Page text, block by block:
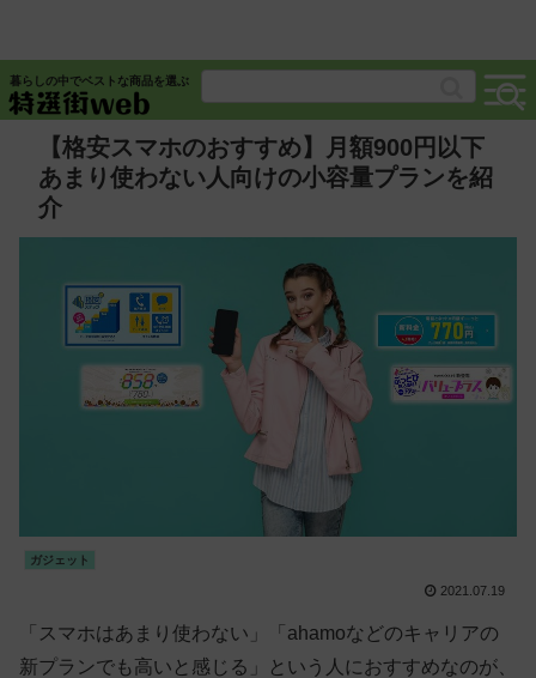
暮らしの中でベストな商品を選ぶ
【格安スマホのおすすめ】月額900円以下
あまり使わない人向けの小容量プランを紹
介
ガジェット
2021.07.19
「スマホはあまり使わない」「ahamoなどのキャリアの
新プランでも高いと感じる」という人におすすめなのが、